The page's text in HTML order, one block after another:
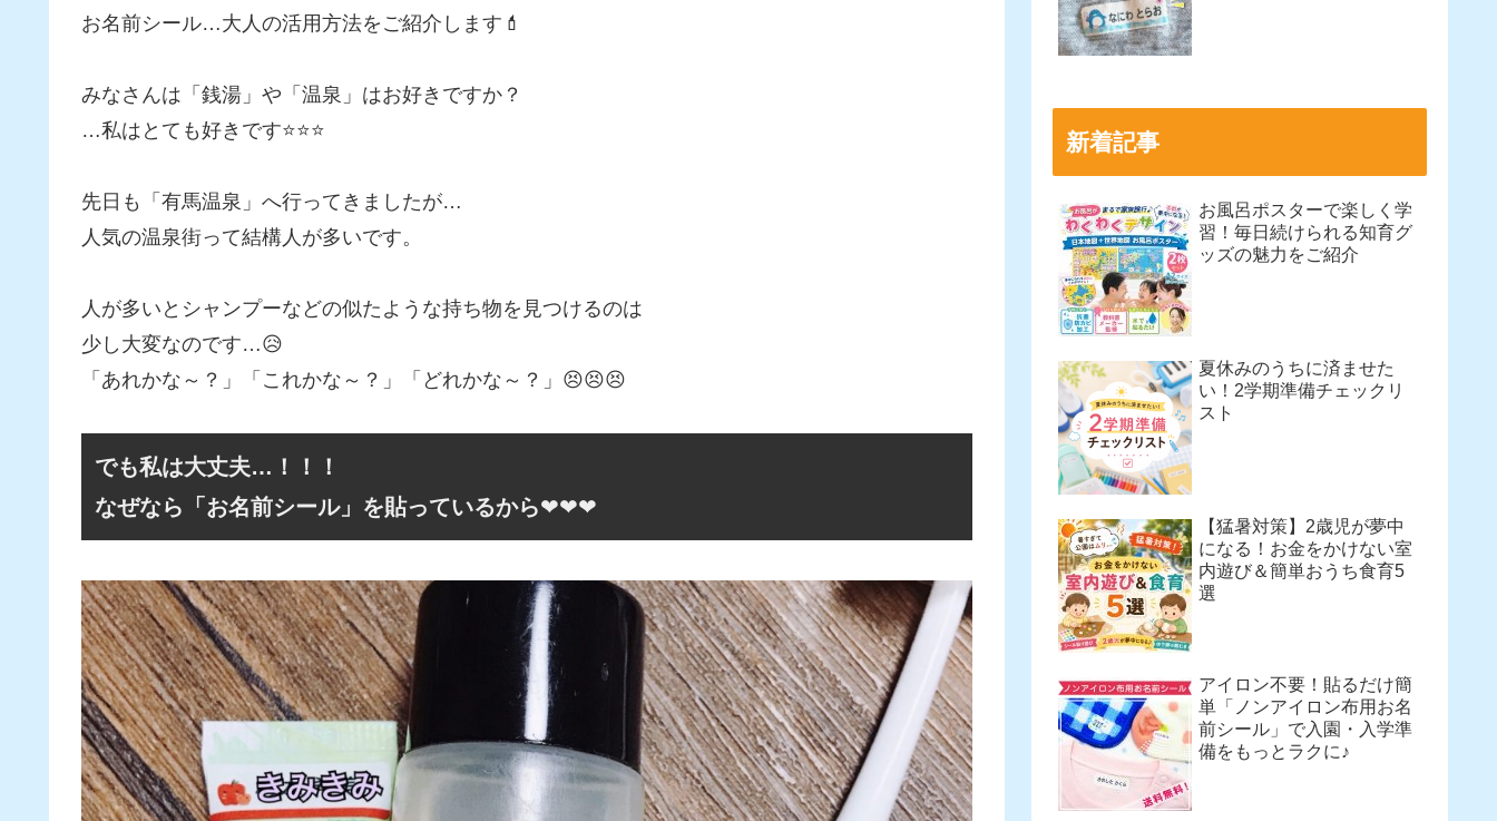
お名前シール…大人の活用方法をご紹介します💄
みなさんは「銭湯」や「温泉」はお好きですか？
…私はとても好きです⭐⭐⭐
先日も「有馬温泉」へ行ってきましたが…
人気の温泉街って結構人が多いです。
人が多いとシャンプーなどの似たような持ち物を見つけるのは
少し大変なのです…😥
「あれかな～？」「これかな～？」「どれかな～？」😣😣😣
でも私は大丈夫…！！！
なぜなら「お名前シール」を貼っているから❤❤❤
新着記事
お風呂ポスターで楽しく学
習！毎日続けられる知育グ
ッズの魅力をご紹介
夏休みのうちに済ませた
い！2学期準備チェックリ
スト
【猛暑対策】2歳児が夢中
になる！お金をかけない室
内遊び＆簡単おうち食育5
選
アイロン不要！貼るだけ簡
単「ノンアイロン布用お名
前シール」で入園・入学準
備をもっとラクに♪